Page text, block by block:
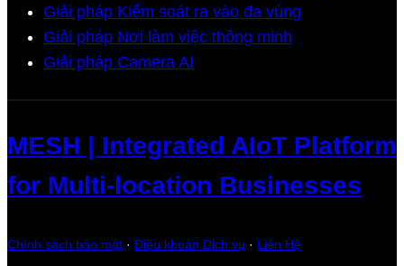
Giải pháp Kiểm soát ra vào đa vùng
Giải pháp Nơi làm việc thông minh
Giải pháp Camera AI
MESH | Integrated AIoT Platform
for Multi-location Businesses
Chính sách bảo mật · Điều khoản Dịch vụ · Liên Hệ